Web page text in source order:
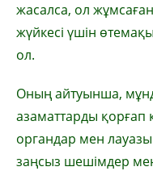
жасалса, ол
жүйкесі үшін
ол.
Оның айтуынша,
азаматтарды қорғап
органдар мен
заңсыз шешімдер